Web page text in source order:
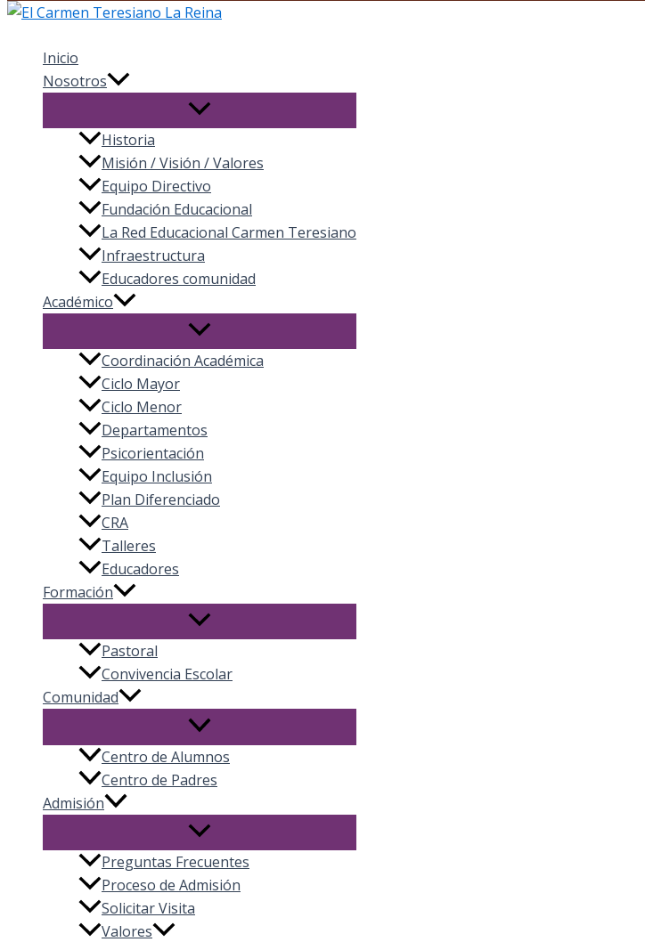
Inicio
Nosotros
Historia
Misión / Visión / Valores
Equipo Directivo
Fundación Educacional
La Red Educacional Carmen Teresiano
Infraestructura
Educadores comunidad
Académico
Coordinación Académica
Ciclo Mayor
Ciclo Menor
Departamentos
Psicorientación
Equipo Inclusión
Plan Diferenciado
CRA
Talleres
Educadores
Formación
Pastoral
Convivencia Escolar
Comunidad
Centro de Alumnos
Centro de Padres
Admisión
Preguntas Frecuentes
Proceso de Admisión
Solicitar Visita
Valores